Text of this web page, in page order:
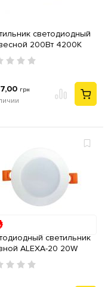
светодиодный
200Вт 4200К
Artemis-200 Horoz 063-
0200
грн
светильник
ALEXA-20 20W